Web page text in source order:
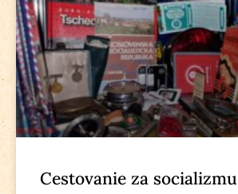
Cestovanie za socializmu